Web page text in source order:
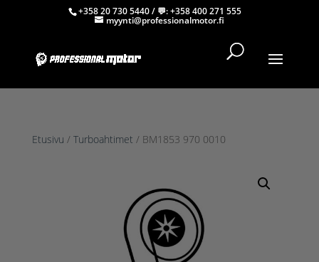
+358 20 730 5440/ 💬:+358 400 271 555
myynti@professionalmotor.fi
Etusivu / Turboahtimet / BM1853 970 0010